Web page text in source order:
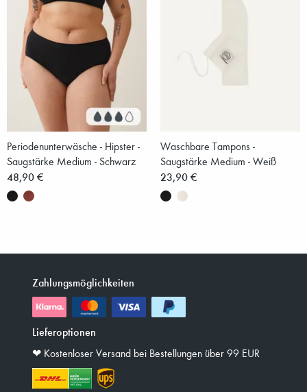
Periodenunterwäsche - Hipster -
Saugstärke Medium - Schwarz
48,90 €
Waschbare Tampons -
Saugstärke Medium - Weiß
23,90 €
Zahlungsmöglichkeiten
Lieferoptionen
❤︎ Kostenloser Versand bei Bestellungen über 99 EUR